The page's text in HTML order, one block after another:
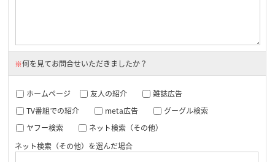
※何を見てお問合せいただきましたか？
ホームページ 友人の紹介
雑誌広告
TV番組での紹介
meta広告
グーグル検索
ヤフー検索
ネット検索（その他）
ネット検索（その他）を選んだ場合